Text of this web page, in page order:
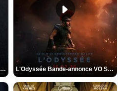
Spider-Man: Brand New Day Bande-annonce VO STFR L'Odyssée Bande-annonce VO STFR